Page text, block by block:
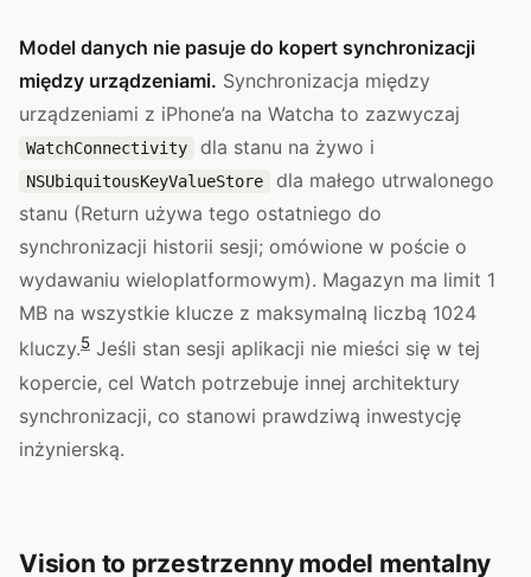
Model danych nie pasuje do kopert synchronizacji
między urządzeniami. Synchronizacja między
urządzeniami z iPhone’a na Watcha to zazwyczaj
WatchConnectivity dla stanu na żywo i
NSUbiquitousKeyValueStore
dla małego utrwalonego
stanu (Return używa tego ostatniego do
synchronizacji historii sesji; omówione w poście o
wydawaniu wieloplatformowym). Magazyn ma limit 1
MB na wszystkie klucze z maksymalną liczbą 1024
kluczy.5 Jeśli stan sesji aplikacji nie mieści się w tej
kopercie, cel Watch potrzebuje innej architektury
synchronizacji, co stanowi prawdziwą inwestycję
inżynierską.
Vision to przestrzenny model mentalny